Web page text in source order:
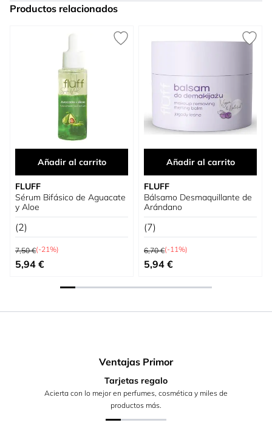
Productos relacionados
Añadir al carrito
FLUFF
Sérum Bifásico de Aguacate
y Aloe
(2)
Precio habitual
7,50 €(-21%)
Precio especial
5,94 €
Añadir al carrito
FLUFF
Bálsamo Desmaquillante de
Arándano
(7)
Precio habitual
6,70 €(-11%)
Precio especial
5,94 €
Ventajas Primor
Tarjetas regalo
Acierta con lo mejor en perfumes, cosmética y miles de
productos más.